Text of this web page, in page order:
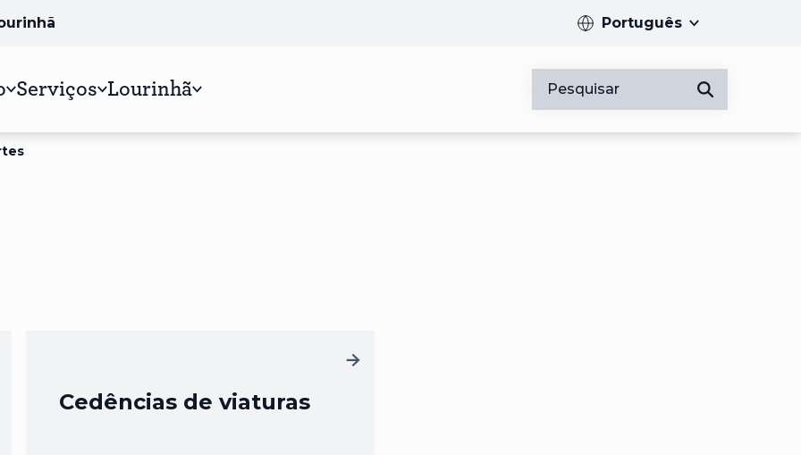
Português
Serviços Lourinhã Pesquisar
Introduza pelo
Cedências de viaturas